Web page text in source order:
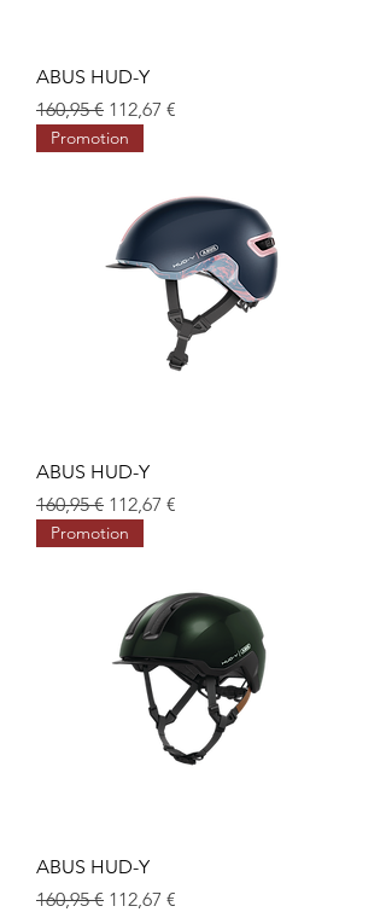
ABUS HUD-Y
Prix original
160,95 € Prix promotionnel
112,67 €
Promotion
ABUS HUD-Y
Prix original
160,95 € Prix promotionnel
112,67 €
Promotion
ABUS HUD-Y
Prix original
160,95 € Prix promotionnel
112,67 €